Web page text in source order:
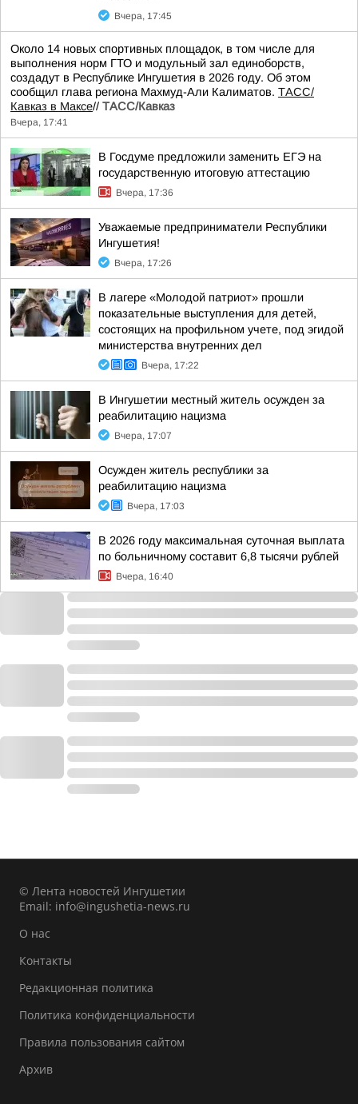
Вчера, 17:45
Около 14 новых спортивных площадок, в том числе для
выполнения норм ГТО и модульный зал единоборств,
создадут в Республике Ингушетия в 2026 году. Об этом
сообщил глава региона Махмуд-Али Калиматов. ТАСС/
Кавказ в Максе// ТАСС/Кавказ
Вчера, 17:41
В Госдуме предложили заменить ЕГЭ на
государственную итоговую аттестацию
Вчера, 17:36
Уважаемые предприниматели Республики
Ингушетия!
Вчера, 17:26
В лагере «Молодой патриот» прошли
показательные выступления для детей,
состоящих на профильном учете, под эгидой
министерства внутренних дел
Вчера, 17:22
В Ингушетии местный житель осужден за
реабилитацию нацизма
Вчера, 17:07
Осужден житель республики за
реабилитацию нацизма
Вчера, 17:03
В 2026 году максимальная суточная выплата
по больничному составит 6,8 тысячи рублей
Вчера, 16:40
© Лента новостей Ингушетии
Email: info@ingushetia-news.ru
О нас
Контакты
Редакционная политика
Политика конфиденциальности
Правила пользования сайтом
Архив